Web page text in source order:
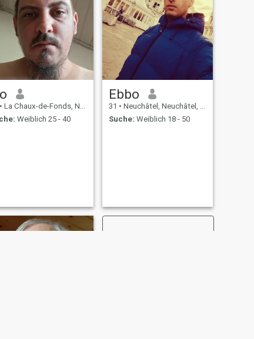
• La Chaux-de-Fonds, Neuchâtel, Schweiz
Weiblich 25 - 40
Ebbo
31 • Neuchâtel, Neuchâtel, Schweiz
Suche: Weiblich 18 - 50